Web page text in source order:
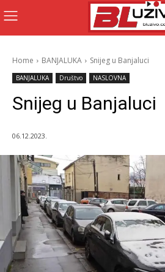
Home BANJALUKA Snijeg u Banjaluci
BANJALUKA Društvo NASLOVNA
Snijeg u Banjaluci
06.12.2023.